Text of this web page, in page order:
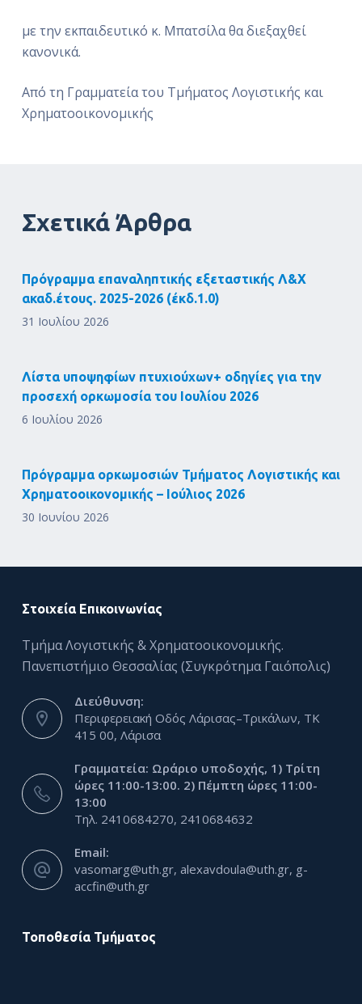
με την εκπαιδευτικό κ. Μπατσίλα θα διεξαχθεί
κανονικά.
Από τη Γραμματεία του Τμήματος Λογιστικής και
Χρηματοοικονομικής
Σχετικά Άρθρα
Πρόγραμμα επαναληπτικής εξεταστικής Λ&Χ
ακαδ.έτους. 2025-2026 (έκδ.1.0)
31 Ιουλίου 2026
Λίστα υποψηφίων πτυχιούχων+ οδηγίες για την
προσεχή ορκωμοσία του Ιουλίου 2026
6 Ιουλίου 2026
Πρόγραμμα ορκωμοσιών Τμήματος Λογιστικής και
Χρηματοοικονομικής – Ιούλιος 2026
30 Ιουνίου 2026
Στοιχεία Επικοινωνίας
Τμήμα Λογιστικής & Χρηματοοικονομικής.
Πανεπιστήμιο Θεσσαλίας (Συγκρότημα Γαιόπολις)
Διεύθυνση:
Περιφερειακή Οδός Λάρισας–Τρικάλων, ΤΚ
415 00, Λάρισα
Γραμματεία: Ωράριο υποδοχής, 1) Τρίτη
ώρες 11:00-13:00. 2) Πέμπτη ώρες 11:00-
13:00
Τηλ. 2410684270, 2410684632
Email:
vasomarg@uth.gr, alexavdoula@uth.gr, g-
accfin@uth.gr
Τοποθεσία Τμήματος